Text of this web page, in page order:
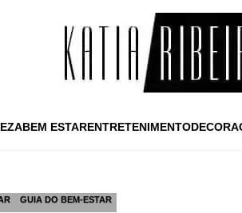
BEM ESTARENTRETENIMENTO
GUIA DO BEM-ESTAR